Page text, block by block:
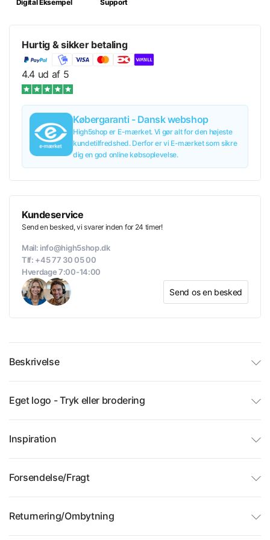
XXL
3XL
4XL
Læg i kurv 589,00 krinkl. moms 589,00 kr/stk.
Tilføj til tilbud 589,00 krinkl. moms 589,00 kr/stk.
Digital Eksempel Support
Hurtig & sikker betaling
4.4 ud af 5
Købergaranti - Dansk webshop
High5shop er E-mærket. Vi gør alt for den højeste
kundetilfredshed. Derfor er vi E-mærket som sikre
dig en god online købsoplevelse.
Kundeservice
Send en besked, vi svarer inden for 24 timer!
Mail: info@high5shop.dk
Tlf: +45 77 30 05 00
Hverdage 7:00-14:00
Send os en besked
Beskrivelse
Eget logo - Tryk eller brodering
Inspiration
Forsendelse/Fragt
Returnering/Ombytning